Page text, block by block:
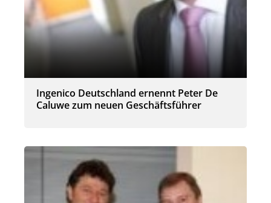
Ingenico Deutschland ernennt Peter De
Caluwe zum neuen Geschäftsführer